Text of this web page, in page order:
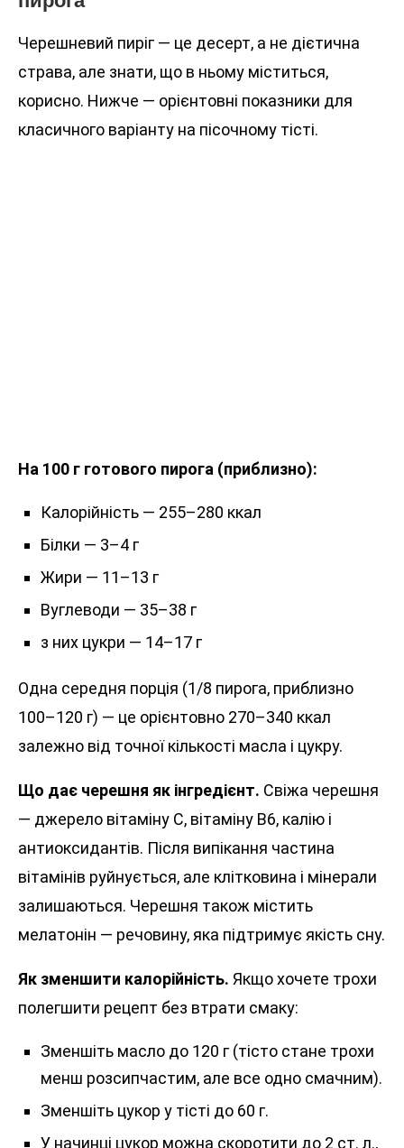
Черешневий пиріг — це десерт, а не дієтична
страва, але знати, що в ньому міститься,
корисно. Нижче — орієнтовні показники для
класичного варіанту на пісочному тісті.
На 100 г готового пирога (приблизно):
Калорійність — 255–280 ккал
Білки — 3–4 г
Жири — 11–13 г
Вуглеводи — 35–38 г
з них цукри — 14–17 г
Одна середня порція (1/8 пирога, приблизно
100–120 г) — це орієнтовно 270–340 ккал
залежно від точної кількості масла і цукру.
Що дає черешня як інгредієнт. Свіжа черешня
— джерело вітаміну C, вітаміну B6, калію і
антиоксидантів. Після випікання частина
вітамінів руйнується, але клітковина і мінерали
залишаються. Черешня також містить
мелатонін — речовину, яка підтримує якість сну.
Як зменшити калорійність. Якщо хочете трохи
полегшити рецепт без втрати смаку:
Зменшіть масло до 120 г (тісто стане трохи
менш розсипчастим, але все одно смачним).
Зменшіть цукор у тісті до 60 г.
У начинці цукор можна скоротити до 2 ст. л.,